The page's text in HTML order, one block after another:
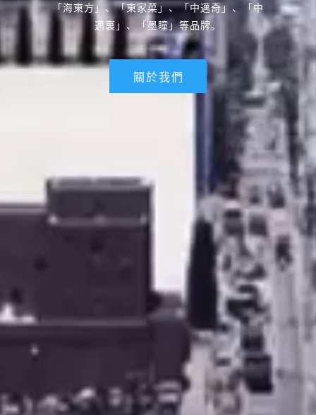
「海東方」、「東家菜」、「中邁奇」、「中
邁裏」、「墨瞳」等品牌。
關於我們